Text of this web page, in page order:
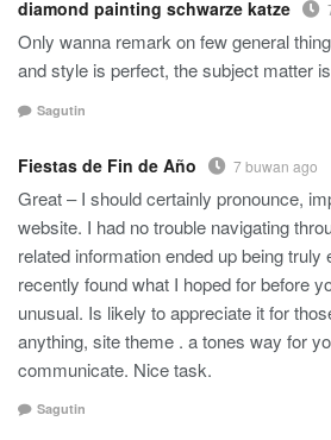
diamond painting schwarze katze
Only wanna remark on few general
and style is perfect, the subject matter
Sagutin
Fiestas de Fin de Año 7 buwan ago
Great – I should certainly pronounce,
website. I had no trouble navigating
related information ended up being
recently found what I hoped for before
unusual. Is likely to appreciate it for
anything, site theme . a tones way for
communicate. Nice task.
Sagutin